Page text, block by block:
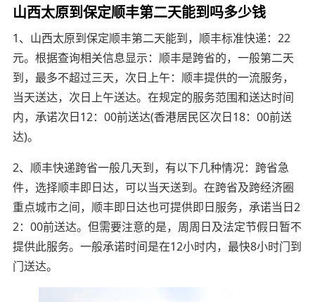
山西太原到保定顺丰第二天能到吗多少钱
1、山西太原到保定顺丰第二天能到，顺丰标准快递：22
元。根据查询相关信息显示：顺丰是跨省的，一般第二天
到，最多不超过三天，次日上午：顺丰提供的一流服务，
当天送达，次日上午送达。在规定的服务范围和送达时间
内，承诺次日12：00前送达(香港居民区次日18：00前送
达)。
2、顺丰快递跨省一般几天到，有以下几种情况：跨省急
件，选择顺丰即日达，可以当天送到。在跨省及跨经济圈
重点城市之间，顺丰即日达也可提供即日服务，承诺当日2
2：00前送达。但需要注意的是，周周日及法定节假日暂不
提供此服务。一般承诺时间是在12小时内，最快8小时门到
门送达。